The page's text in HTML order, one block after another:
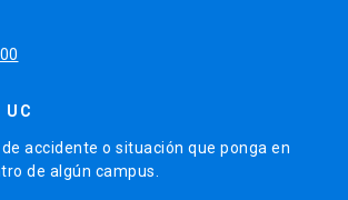
UC
accidente o situación que ponga en
de algún campus.